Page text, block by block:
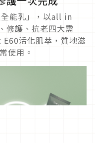
能乳」，以all in
修護、抗老四大需
活化肌萃，質地滋
使用。